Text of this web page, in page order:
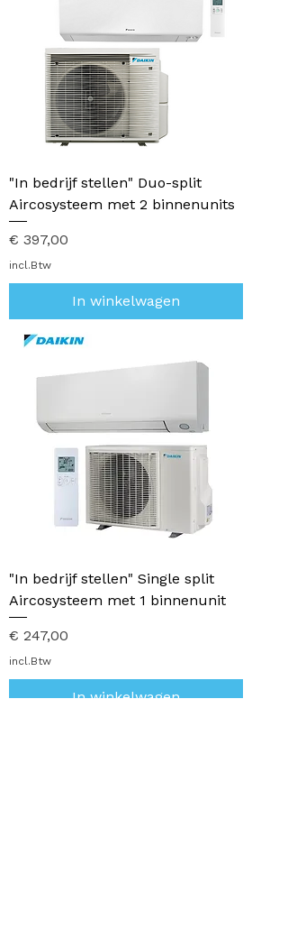
"In bedrijf stellen" Duo-split
Aircosysteem met 2 binnenunits
Prijs
€ 397,00
incl.Btw
In winkelwagen
"In bedrijf stellen" Single split
Aircosysteem met 1 binnenunit
Prijs
€ 247,00
incl.Btw
In winkelwagen